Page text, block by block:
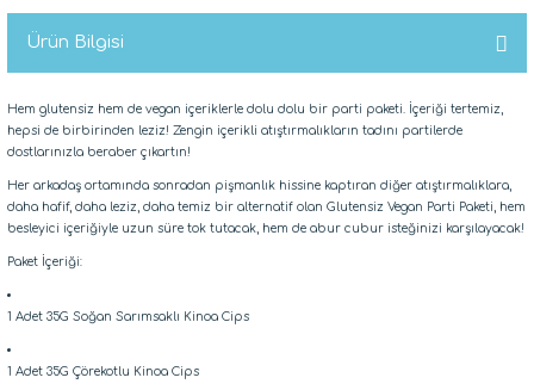
Ürün Bilgisi
Hem glutensiz hem de vegan içeriklerle dolu dolu bir parti paketi. İçeriği tertemiz,
hepsi de birbirinden leziz! Zengin içerikli atıştırmalıkların tadını partilerde
dostlarınızla beraber çıkartın!
Her arkadaş ortamında sonradan pişmanlık hissine kaptıran diğer atıştırmalıklara,
daha hafif, daha leziz, daha temiz bir alternatif olan Glutensiz Vegan Parti Paketi, hem
besleyici içeriğiyle uzun süre tok tutacak, hem de abur cubur isteğinizi karşılayacak!
Paket İçeriği:
1 Adet 35G Soğan Sarımsaklı Kinoa Cips
1 Adet 35G Çörekotlu Kinoa Cips